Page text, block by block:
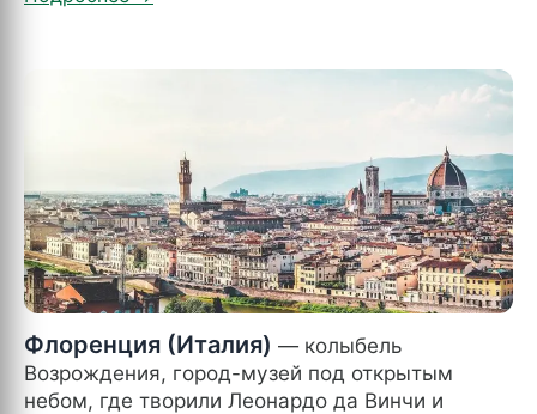
Флоренция (Италия) — колыбель
Возрождения, город-музей под открытым
небом, где творили Леонардо да Винчи и